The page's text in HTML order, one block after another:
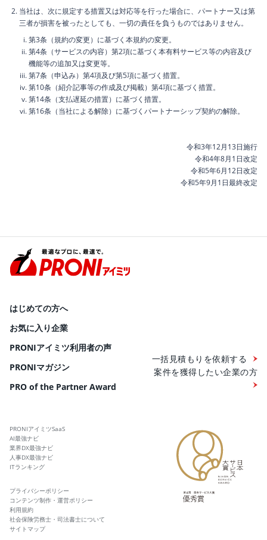
当社は、次に規定する措置又は対応等を行った場合に、パートナー又は第
三者が損害を被ったとしても、一切の責任を負うものではありません。
第3条（規約の変更）に基づく本規約の変更。
第4条（サービスの内容）第2項に基づく本有料サービス等の内容及び
機能等の追加又は変更等。
第7条（申込み）第4項及び第5項に基づく措置。
第10条（紹介記事等の作成及び掲載）第4項に基づく措置。
第14条（支払遅延の措置）に基づく措置。
第16条（当社による解除）に基づくパートナーシップ契約の解除。
令和3年12月13日施行
令和4年8月1日改定
令和5年6月12日改定
令和5年9月1日最終改定
はじめての方へ
お気に入り企業
PRONIアイミツ利用者の声
PRONIマガジン
PRO of the Partner Award
一括見積もりを依頼する
案件を獲得したい企業の方
PRONIアイミツSaaS
AI最強ナビ
業界DX最強ナビ
人事DX最強ナビ
ITランキング
プライバシーポリシー
コンテンツ制作・運営ポリシー
利用規約
社会保険労務士・司法書士について
サイトマップ